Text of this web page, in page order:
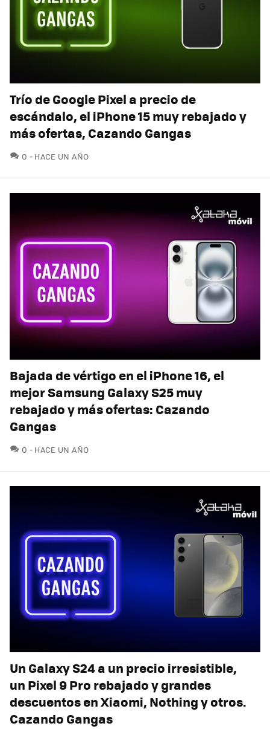
Trío de Google Pixel a precio de
escándalo, el iPhone 15 muy rebajado y
más ofertas, Cazando Gangas
0 COMENTARIOS
HACE UN AÑO
Bajada de vértigo en el iPhone 16, el
mejor Samsung Galaxy S25 muy
rebajado y más ofertas: Cazando
Gangas
0 COMENTARIOS
HACE UN AÑO
Un Galaxy S24 a un precio irresistible,
un Pixel 9 Pro rebajado y grandes
descuentos en Xiaomi, Nothing y otros.
Cazando Gangas